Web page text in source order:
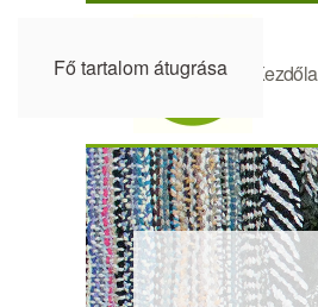
Fő tartalom átugrása